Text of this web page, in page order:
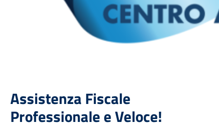
Assistenza Fiscale
Professionale e Veloce!